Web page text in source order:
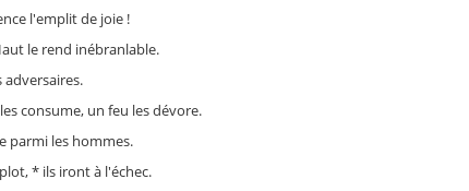
l'emplit de joie !
le rend inébranlable.
consume, un feu les dévore.
parmi les hommes.
* ils iront à l'échec.